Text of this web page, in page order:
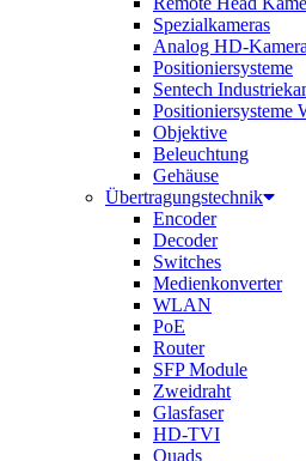
Spezialkameras
Analog HD-
Positioniersysteme
Sentech
Positioniersysteme
Objektive
Beleuchtung
Gehäuse
Übertragungstechnik
Encoder
Decoder
Switches
Medienkonverter
WLAN
PoE
Router
SFP Module
Zweidraht
Glasfaser
HD-TVI
Quads